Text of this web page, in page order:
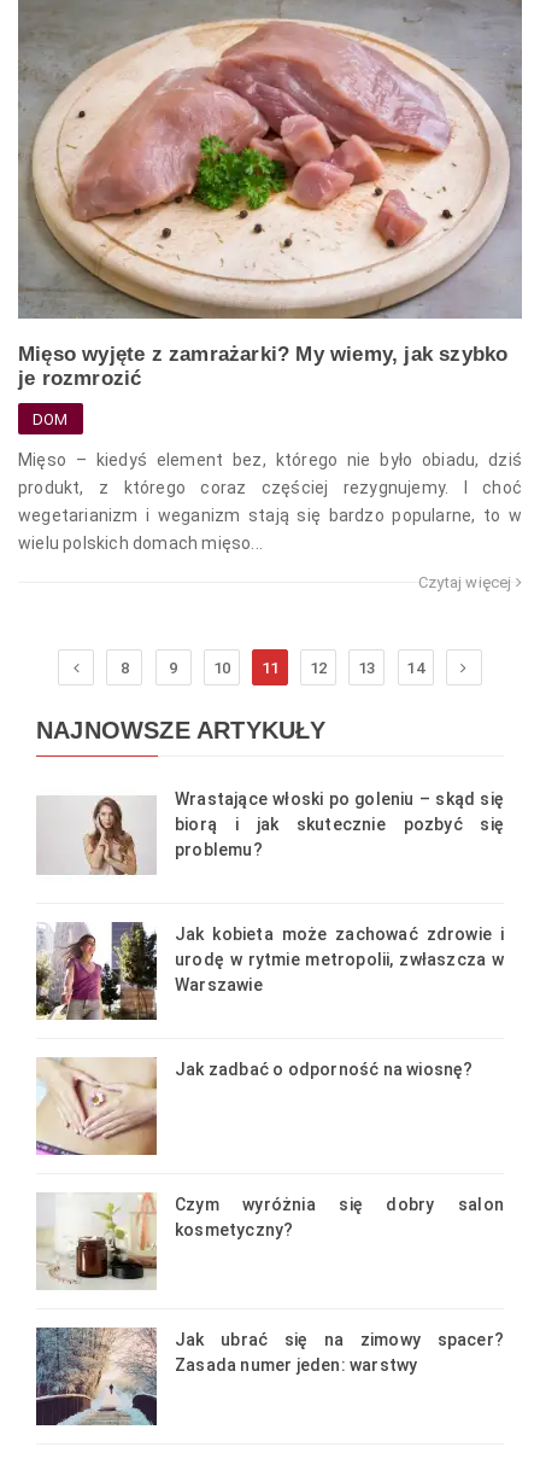
Mięso wyjęte z zamrażarki? My wiemy, jak szybko
je rozmrozić
DOM
Mięso – kiedyś element bez, którego nie było obiadu, dziś
produkt, z którego coraz częściej rezygnujemy. I choć
wegetarianizm i weganizm stają się bardzo popularne, to w
wielu polskich domach mięso...
Czytaj więcej
8 9 10 11 12 13 14
NAJNOWSZE ARTYKUŁY
Wrastające włoski po goleniu – skąd się
biorą i jak skutecznie pozbyć się
problemu?
Jak kobieta może zachować zdrowie i
urodę w rytmie metropolii, zwłaszcza w
Warszawie
Jak zadbać o odporność na wiosnę?
Czym wyróżnia się dobry salon
kosmetyczny?
Jak ubrać się na zimowy spacer?
Zasada numer jeden: warstwy